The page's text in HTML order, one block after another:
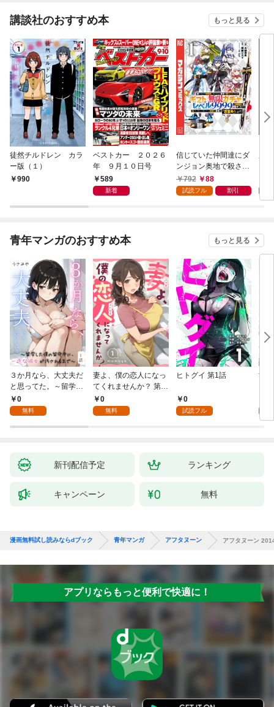
講談社のおすすめ本 もっと見る
徒然チルドレン カラ
ー版（１）
990
ベストカー ２０２６
年 ９月１０日号
589
新着
信じていた仲間達にダ
ンジョン奥地で殺され
かけたがギフト『無限
ガチャ』でレベル９９
『ざまぁ！』します！
792 88
試読フル 割引
青年マンガのおすすめ本 もっと見る
３か月なら、大丈夫だ
と思ってた。～留学し
た僕の留守中に、一途
な彼女が汚されるまで
0
無料
妻よ、僕の恋人になっ
てくれませんか？ 第1
話0
無料
ヒトグイ 第1話
0
試読フル
世
新刊配信予定 ランキング
キャンペーン 無料
漫画無料試し読みならdブック 青年マンガ アフタヌーン アフタヌーン
アプリならもっと便利で快適に！